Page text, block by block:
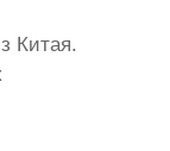
Китая.